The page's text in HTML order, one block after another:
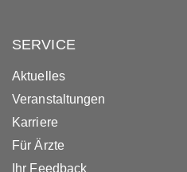
SERVICE
Aktuelles
Veranstaltungen
Karriere
Für Ärzte
Ihr Feedback